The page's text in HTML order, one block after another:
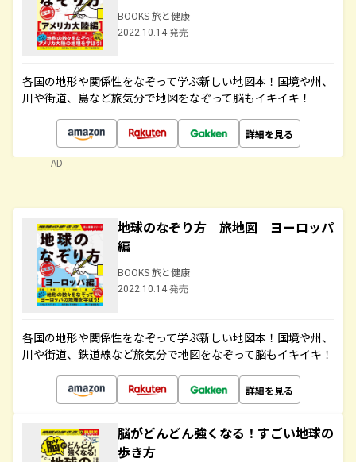
BOOKS 旅と健康
2022.10.14 発売
各国の地形や関係性をなぞって学ぶ新しい地図本！国境や州、
川や街道、島など旅気分で地図をなぞって脳もイキイキ！
詳細を見る
AD
地球のなぞり方 旅地図 ヨーロッパ
編
BOOKS 旅と健康
2022.10.14 発売
各国の地形や関係性をなぞって学ぶ新しい地図本！国境や州、
川や街道、鉄道線など旅気分で地図をなぞって脳もイキイキ！
詳細を見る
脳がどんどん強くなる！すごい地球の
歩き方